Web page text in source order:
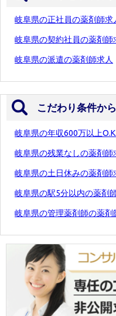
岐阜県の正社員の薬剤師求
岐阜県の契約社員の薬剤師
岐阜県の派遣の薬剤師求人
こだわり条件か
岐阜県の年収600万以上
岐阜県の残業なしの薬剤師
岐阜県の土日休みの薬剤師
岐阜県の駅5分以内の薬剤
岐阜県の管理薬剤師の薬剤